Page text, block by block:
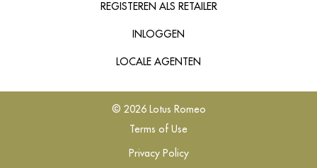
REGISTEREN ALS RETAILER
INLOGGEN
LOCALE AGENTEN
© 2026 Lotus Romeo
Terms of Use
Privacy Policy